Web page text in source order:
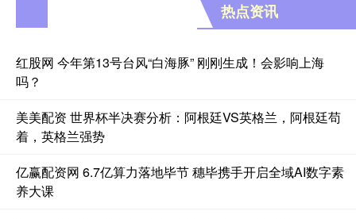
热点资讯
红股网 今年第13号台风“白海豚” 刚刚生成！会影响上海
吗？
美美配资 世界杯半决赛分析：阿根廷VS英格兰，阿根廷苟
着，英格兰强势
亿赢配资网 6.7亿算力落地毕节 穗毕携手开启全域AI数字素
养大课